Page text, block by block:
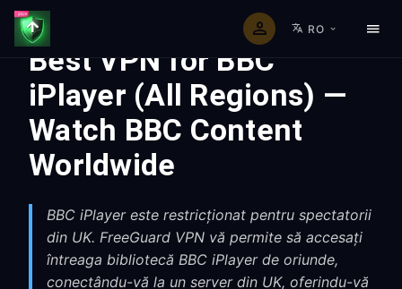
RO
Best VPN for BBC
iPlayer (All Regions) —
Watch BBC Content
Worldwide
BBC iPlayer este restricționat pentru spectatorii
din UK. FreeGuard VPN vă permite să accesați
întreaga bibliotecă BBC iPlayer de oriunde,
conectându-vă la un server din UK, oferindu-vă